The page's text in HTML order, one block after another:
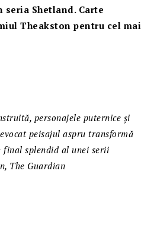
Shetland. Carte
Theakston pentru cel mai
personajele puternice și
peisajul aspru transformă
splendid al unei serii
The Guardian